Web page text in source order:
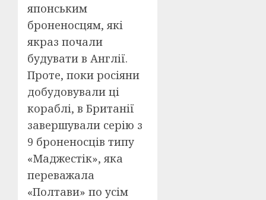
японським
броненосцям, які
якраз почали
будувати в Англії.
Проте, поки росіяни
добудовували ці
кораблі, в Британії
завершували серію з
9 броненосців типу
«Маджестік», яка
переважала
«Полтави» по усім